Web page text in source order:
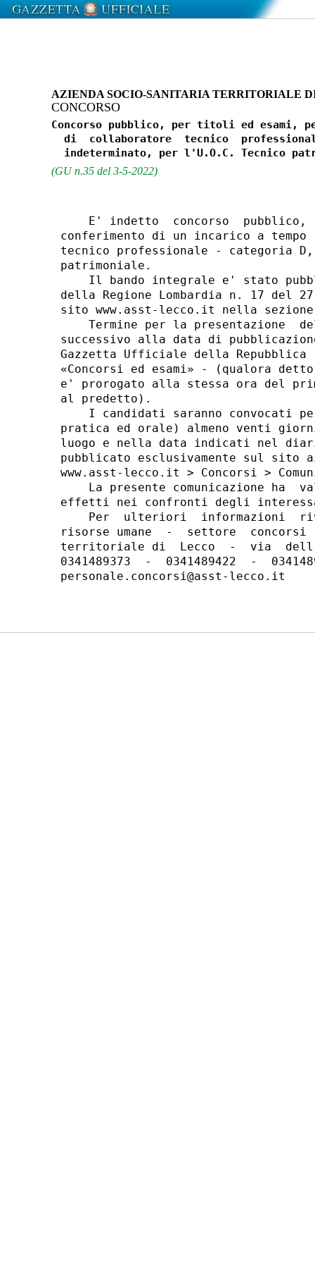
AZIENDA SOCIO-SANITARIA TERRITORIALE
CONCORSO
Concorso pubblico, per titoli ed esami,
di  collaboratore  tecnico
(GU n.35 del 3-5-2022)
E' indetto  concorso  pubblico,
conferimento di un incarico a
tecnico professionale - categoria
patrimoniale.
Il bando integrale e' stato
della Regione Lombardia n. 17 del
sito www.asst-lecco.it nella
Termine per la presentazione
successivo alla data di
Gazzetta Ufficiale della
«Concorsi ed esami» - (qualora
e' prorogato alla stessa ora del
al predetto).
I candidati saranno convocati
pratica ed orale) almeno venti
luogo e nella data indicati nel
pubblicato esclusivamente sul sito
www.asst-lecco.it > Concorsi >
La presente comunicazione ha
effetti nei confronti degli
Per  ulteriori  informazioni
risorse umane  -  settore
territoriale di  Lecco  -  via
0341489373  -  0341489422  -
personale.concorsi@asst-lecco.it